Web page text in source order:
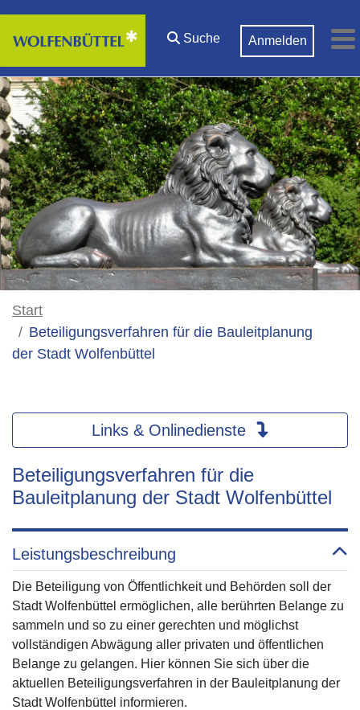
Zum Hauptinhalt springen
Suche
Anmelden
Start
Beteiligungsverfahren für die Bauleitplanung
der Stadt Wolfenbüttel
Links & Onlinedienste
Beteiligungsverfahren für die
Bauleitplanung der Stadt Wolfenbüttel
Leistungsbeschreibung
Die Beteiligung von Öffentlichkeit und Behörden soll der
Stadt Wolfenbüttel ermöglichen, alle berührten Belange zu
sammeln und so zu einer gerechten und möglichst
vollständigen Abwägung aller privaten und öffentlichen
Belange zu gelangen. Hier können Sie sich über die
aktuellen Beteiligungsverfahren in der Bauleitplanung der
Stadt Wolfenbüttel informieren.